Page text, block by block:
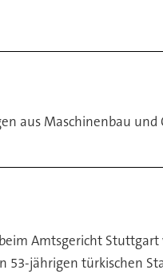
aus Maschinenbau und
Amtsgericht
53-jährigen türkischen